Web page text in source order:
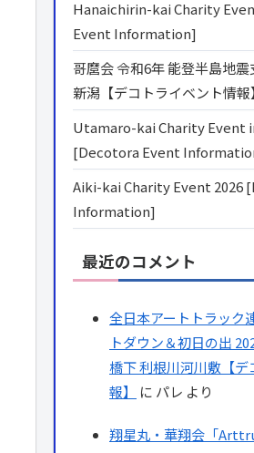
Hanaichirin-kai Charity
Event Information]
哥麿会 令和6年 能登半島地
新潟【デコトライベント情報】
Utamaro-kai Charity Event
[Decotora Event
Aiki-kai Charity Event 2026
Information]
最近のコメント
全日本アートトラック
トダウン＆初日の出
橋下 利根川河川敷【
報】
に パレ より
翔星丸・華翔会「